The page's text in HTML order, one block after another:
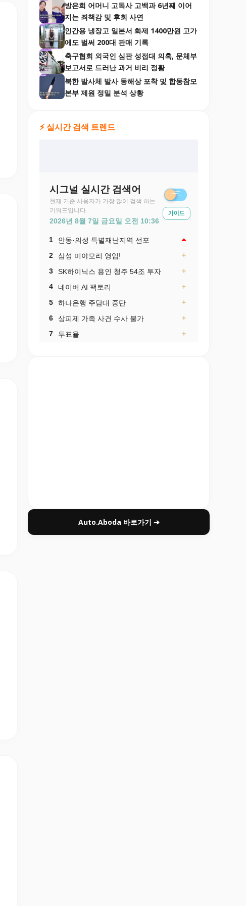
방은희 어머니 고독사 고백과 6년째 이어
지는 죄책감 및 후회 사연
인간용 냉장고 일본서 화제 1400만원 고가
에도 벌써 200대 판매 기록
축구협회 외국인 심판 성접대 의혹, 문체부
보고서로 드러난 과거 비리 정황
북한 발사체 발사 동해상 포착 및 합동참모
본부 제원 정밀 분석 상황
⚡ 실시간 검색 트렌드
Auto.Aboda 바로가기 ➔